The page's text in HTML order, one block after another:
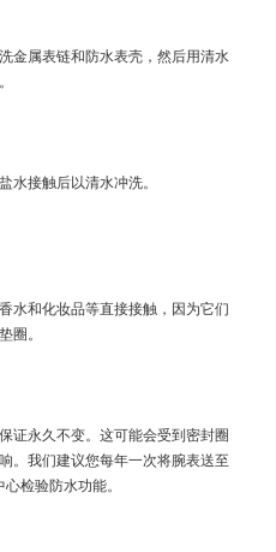
金属表链和防水表壳，然后用清水
水接触后以清水冲洗。
水和化妆品等直接接触，因为它们
圈。
证永久不变。这可能会受到密封圈
。我们建议您每年一次将腕表送至
检验防水功能。